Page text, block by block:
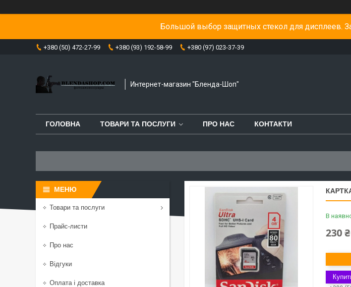
Большой выбор защитных стекол для дисплеев.
+380 (50) 472-27-99 +380 (93) 192-58-99 +380 (97) 023-37-39
Интернет-магазин "Бленда-Шоп"
ГОЛОВНА ТОВАРИ ТА ПОСЛУГИ ПРО НАС КОНТАКТИ
В
230 ₴
Товари та послуги
Прайс-листи
Про нас
Відгуки
Оплата і доставка